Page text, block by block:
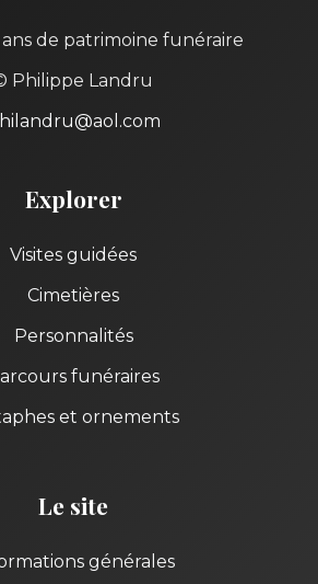
de patrimoine funéraire
Philippe Landru
Explorer
Visites guidées
Cimetières
Personnalités
funéraires
et ornements
Le site
générales